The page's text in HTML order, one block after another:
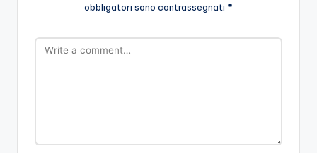
obbligatori sono contrassegnati *